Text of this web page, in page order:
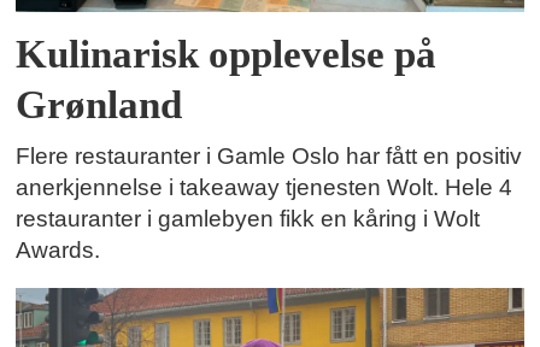
Kulinarisk opplevelse på
Grønland
Flere restauranter i Gamle Oslo har fått en positiv
anerkjennelse i takeaway tjenesten Wolt. Hele 4
restauranter i gamlebyen fikk en kåring i Wolt
Awards.